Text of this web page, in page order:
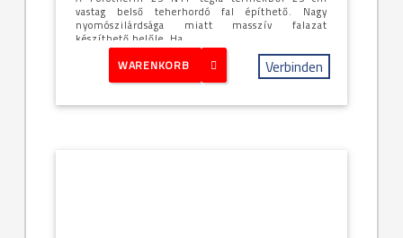
vastag belső teherhordó fal építhető. Nagy
nyomószilárdsága miatt masszív falazat
készíthető belőle. Ha...
WARENKORB Verbinden